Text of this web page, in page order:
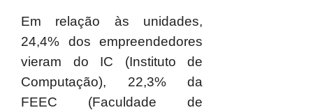
Em relação às unidades,
24,4% dos empreendedores
vieram do IC (Instituto de
Computação), 22,3% da
FEEC (Faculdade de